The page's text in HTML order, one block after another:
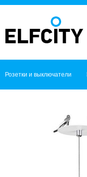
Розетки и выключатели